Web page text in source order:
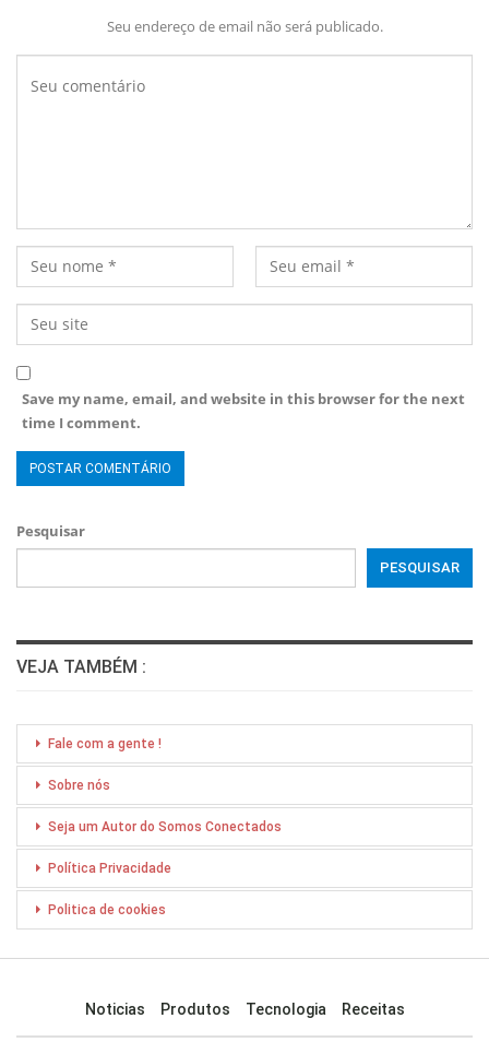
Seu endereço de email não será publicado.
Save my name, email, and website in this browser for the next
time I comment.
Pesquisar
PESQUISAR
VEJA TAMBÉM :
Fale com a gente !
Sobre nós
Seja um Autor do Somos Conectados
Política Privacidade
Politica de cookies
Noticias Produtos Tecnologia Receitas